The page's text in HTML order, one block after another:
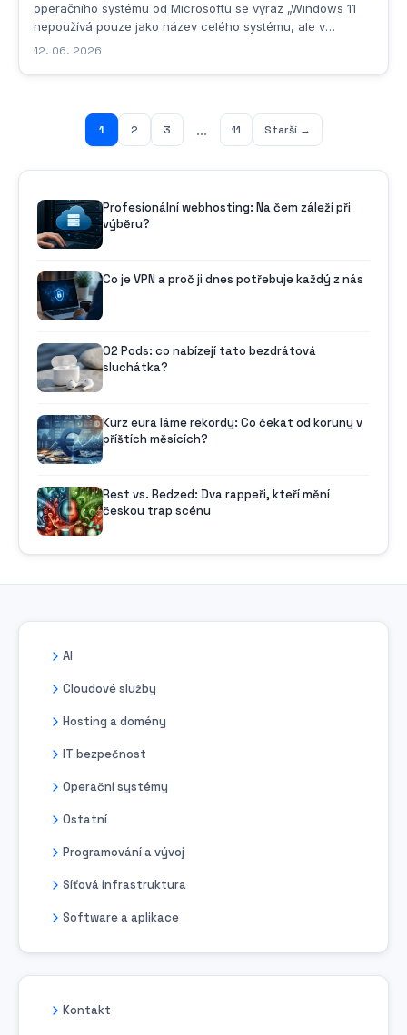
operačního systému od Microsoftu se výraz „Windows 11
nepoužívá pouze jako název celého systému, ale v
určitých situacích se s ním setkáváme i v přeneseném
12. 06. 2026
1 2 3 ... 11 Starší →
Profesionální webhosting: Na čem záleží při
výběru?
Co je VPN a proč ji dnes potřebuje každý z nás
O2 Pods: co nabízejí tato bezdrátová
sluchátka?
Kurz eura láme rekordy: Co čekat od koruny v
příštích měsících?
Rest vs. Redzed: Dva rappeři, kteří mění
českou trap scénu
AI
Cloudové služby
Hosting a domény
IT bezpečnost
Operační systémy
Ostatní
Programování a vývoj
Síťová infrastruktura
Software a aplikace
Kontakt